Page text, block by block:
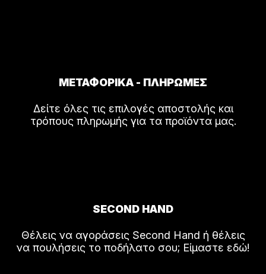
ΜΕΤΑΦΟΡΙΚΑ - ΠΛΗΡΩΜΕΣ
Δείτε όλες τις επιλογές αποστολής και
τρόπους πληρωμής για τα προϊόντα μας.
SECOND HAND
Θέλεις να αγοράσεις Second Hand ή θέλεις
να πουλήσεις το ποδήλατο σου; Είμαστε εδώ!